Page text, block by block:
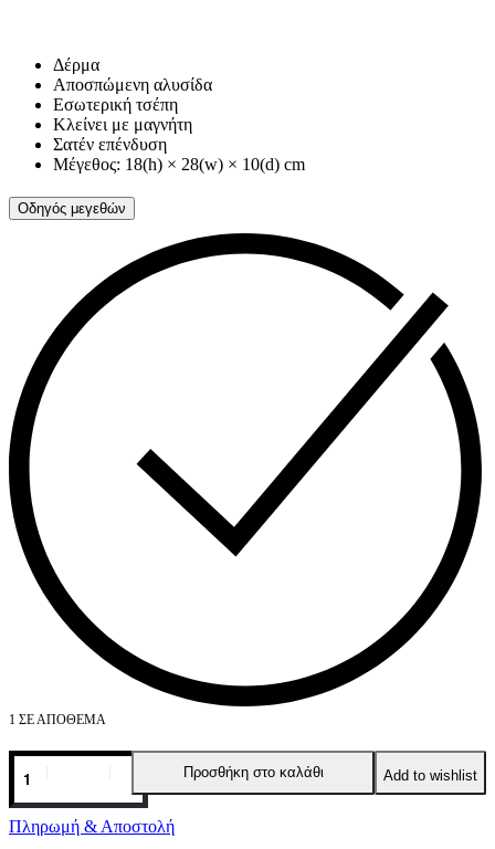
Δέρμα
Αποσπώμενη αλυσίδα
Εσωτερική τσέπη
Κλείνει με μαγνήτη
Σατέν επένδυση
Μέγεθος: 18(h) × 28(w) × 10(d) cm
Οδηγός μεγεθών
1 ΣΕ ΑΠΌΘΕΜΑ
Kiss
Raffia
Pouch
-
Black
Προσθήκη στο καλάθι Add to wishlist
Πληρωμή & Αποστολή